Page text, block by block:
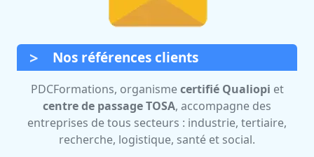
Nos références clients
PDCFormations, organismecertifié Qualiopi et
centre de passage TOSA, accompagne des
entreprises de tous secteurs : industrie, tertiaire,
recherche, logistique, santé et social.